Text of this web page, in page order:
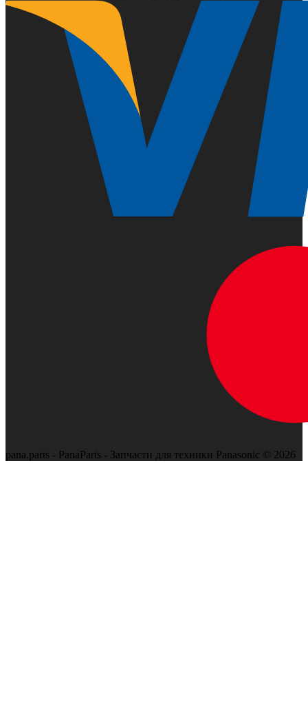
pana.parts - PanaParts - Запчасти для техники Panasonic © 2026